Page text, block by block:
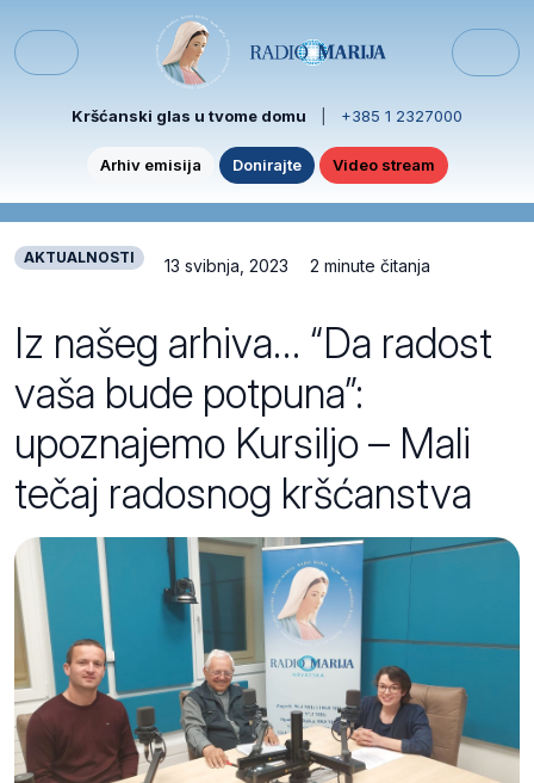
Menu
Kršćanski glas u tvome domu +385 1 2327000
Arhiv emisija Donirajte Video stream
AKTUALNOSTI 13 svibnja, 2023 2 minute čitanja
Iz našeg arhiva… “Da radost
vaša bude potpuna”:
upoznajemo Kursiljo – Mali
tečaj radosnog kršćanstva